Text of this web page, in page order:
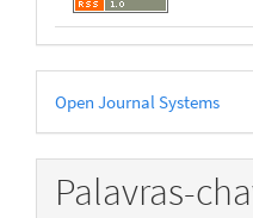
Desenvolvido
por
Open Journal Systems
Palavras-